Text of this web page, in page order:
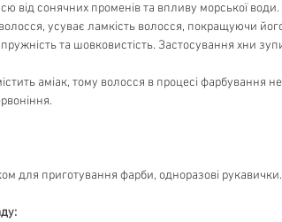
від сонячних променів та впливу морської води.
усуває ламкість волосся, покращуючи
та шовковистість. Застосування хни
аміак, тому волосся в процесі
для приготування фарби, одноразові рукавички.